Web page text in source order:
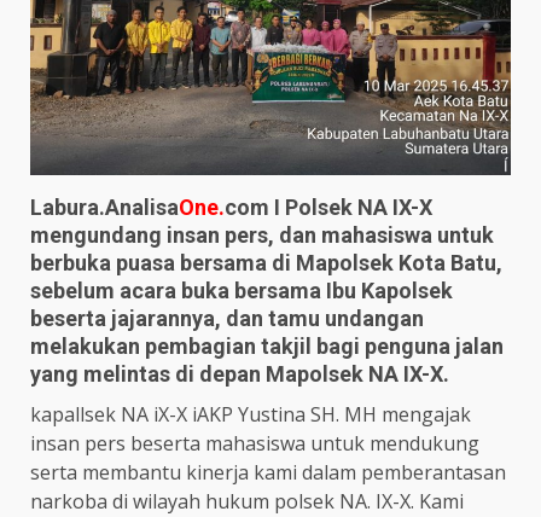
Labura.AnalisaOne.com I Polsek NA IX-X
mengundang insan pers, dan mahasiswa untuk
berbuka puasa bersama di Mapolsek Kota Batu,
sebelum acara buka bersama Ibu Kapolsek
beserta jajarannya, dan tamu undangan
melakukan pembagian takjil bagi penguna jalan
yang melintas di depan Mapolsek NA IX-X.
kapallsek NA iX-X iAKP Yustina SH. MH mengajak
insan pers beserta mahasiswa untuk mendukung
serta membantu kinerja kami dalam pemberantasan
narkoba di wilayah hukum polsek NA. IX-X. Kami